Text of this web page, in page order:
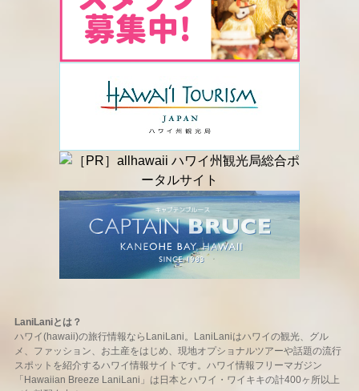
LaniLaniとは？
ハワイ(hawaii)の旅行情報ならLaniLani。LaniLaniはハワイの観光、グル
メ、ファッション、お土産をはじめ、現地オプショナルツアーや話題の流行
スポットを紹介するハワイ情報サイトです。ハワイ情報フリーマガジン
「Hawaiian Breeze LaniLani」は日本とハワイ・ワイキキの計400ヶ所以上